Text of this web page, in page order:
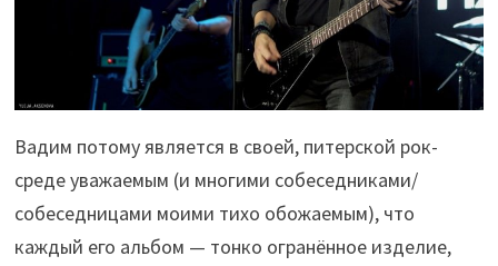
Вадим потому является в своей, питерской рок-
среде уважаемым (и многими собеседниками/
собеседницами моими тихо обожаемым), что
каждый его альбом — тонко огранённое изделие,